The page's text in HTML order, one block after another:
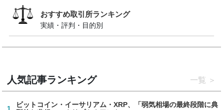
おすすめ取引所ランキング
実績・評判・目的別
人気記事ランキング 一覧
ビットコイン・イーサリアム・XRP、「弱気相場の最終段階に典